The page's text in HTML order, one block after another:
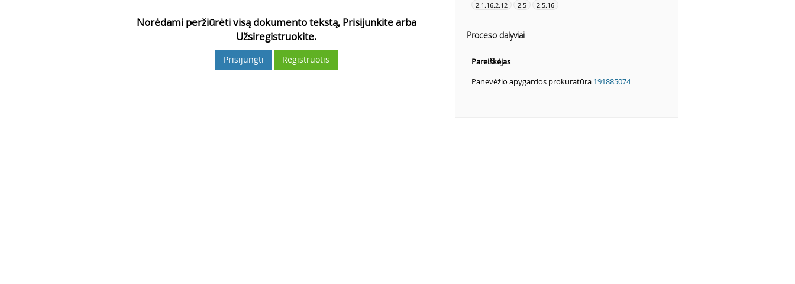
Norėdami peržiūrėti visą dokumento tekstą, Prisijunkite arba
Užsiregistruokite.
Prisijungti Registruotis
2.1.16.2.12
2.5 2.5.16
Proceso dalyviai
Pareiškėjas
Panevėžio apygardos prokuratūra 191885074